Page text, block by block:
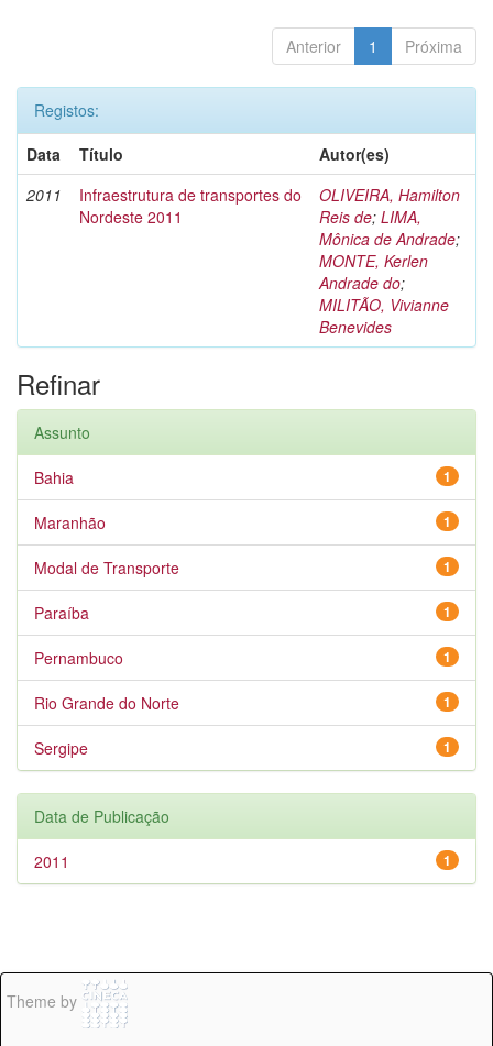
Anterior 1 Próxima
Registos:
Data
Título
Autor(es)
2011
Infraestrutura de transportes do
Nordeste 2011
OLIVEIRA, Hamilton
Reis de; LIMA,
Mônica de Andrade;
MONTE, Kerlen
Andrade do;
MILITÃO, Vivianne
Benevides
Refinar
Assunto
1
Bahia
1
Maranhão
1
Modal de Transporte
1
Paraíba
1
Pernambuco
1
Rio Grande do Norte
1
Sergipe
Data de Publicação
1
2011
Theme by